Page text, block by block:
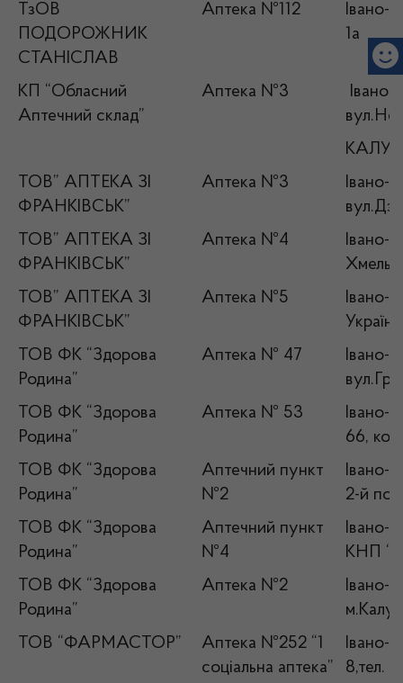
ТзОВ
ПОДОРОЖНИК
СТАНІСЛАВ
Аптека №112
Івано-
1а
КП “Обласний
Аптечний склад”
Аптека №3
Івано-
ТОВ” АПТЕКА ЗІ
ФРАНКІВСЬК”
Аптека №3
Івано-
ТОВ” АПТЕКА ЗІ
ФРАНКІВСЬК”
Аптека №4
Івано-
ТОВ” АПТЕКА ЗІ
ФРАНКІВСЬК”
Аптека №5
Івано-
ТОВ ФК “Здорова
Родина”
Аптека № 47
Івано-
ТОВ ФК “Здорова
Родина”
Аптека № 53
Івано-
66,
ТОВ ФК “Здорова
Родина”
Аптечний пункт
№2
Івано-
2-й
ТОВ ФК “Здорова
Родина”
Аптечний пункт
№4
Івано-
КНП
ТОВ ФК “Здорова
Родина”
Аптека №2
Івано-
ТОВ “ФАРМАСТОР”
Аптека №252 “1
соціальна аптека”
Івано-
8,тел.